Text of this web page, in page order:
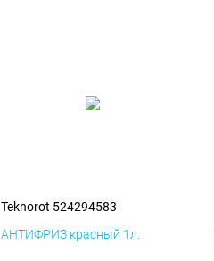
Teknorot 524294583
АНТИФРИЗ красный 1л.